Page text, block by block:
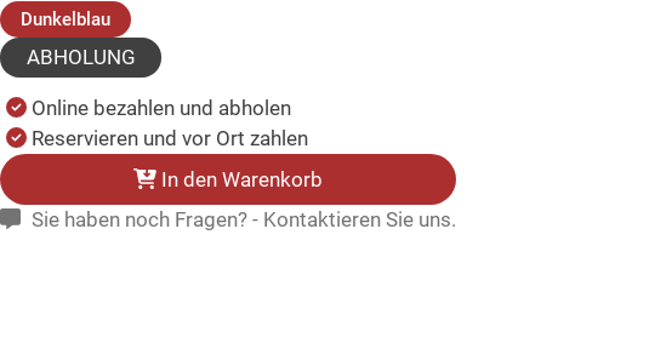
Dunkelblau(ausgewählt)
ABHOLUNG
Online bezahlen und abholen
Reservieren und vor Ort zahlen
In den Warenkorb
Sie haben noch Fragen? - Kontaktieren Sie uns.